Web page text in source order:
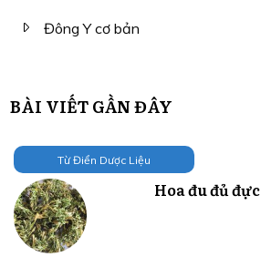
Đông Y cơ bản
BÀI VIẾT GẦN ĐÂY
Từ Điển Dược Liệu
Hoa đu đủ đực